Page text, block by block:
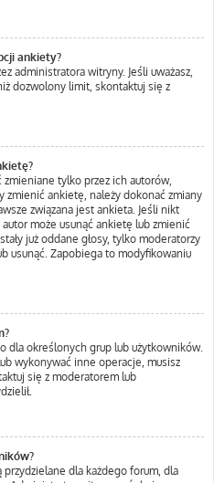
ankiety?
administratora witryny. Jeśli uważasz,
dozwolony limit, skontaktuj się z
tylko przez ich autorów,
ankietę, należy dokonać zmiany
związana jest ankieta. Jeśli nikt
może usunąć ankietę lub zmienić
już oddane głosy, tylko moderatorzy
usunąć. Zapobiega to modyfikowaniu
dla określonych grup lub użytkowników.
wykonywać inne operacje, musisz
się z moderatorem lub
przydzielane dla każdego forum, dla